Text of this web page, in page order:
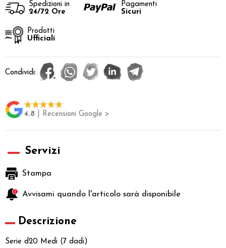
Spedizioni in
24/72 Ore
Pagamenti
Sicuri
Prodotti
Ufficiali
Condividi:
4.8 | Recensioni Google >
Servizi
Stampa
Avvisami quando l'articolo sarà disponibile
Descrizione
Serie d20 Medi (7 dadi)